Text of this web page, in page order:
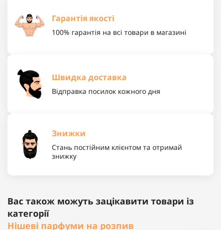
Гарантія якості
100% гарантія на всі товари в магазині
Швидка доставка
Відправка посилок кожного дня
Знижки
Стань постійним клієнтом та отримай
знижку
Вас також можуть зацікавити товари із
категорії
Нішеві парфуми на розпив